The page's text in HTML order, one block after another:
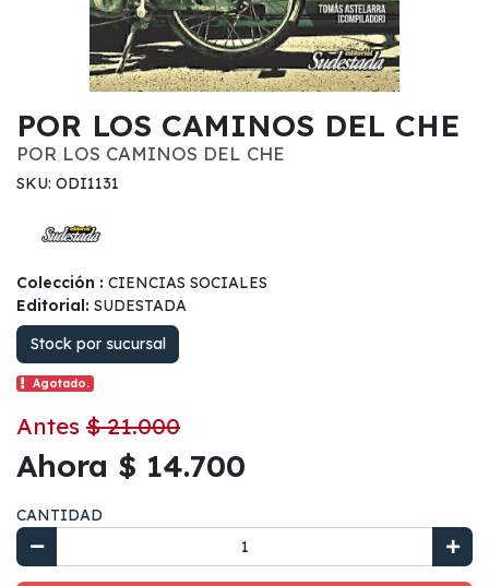
POR LOS CAMINOS DEL CHE
POR LOS CAMINOS DEL CHE
SKU: ODI1131
Colección : CIENCIAS SOCIALES
Editorial: SUDESTADA
Stock por sucursal
Agotado.
Antes $ 21.000
Ahora $ 14.700
CANTIDAD